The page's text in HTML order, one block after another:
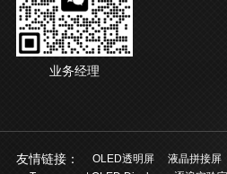
业务经理
友情链接： OLED透明屏 液晶拼接屏